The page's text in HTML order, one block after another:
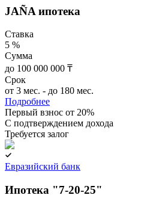
JAÑA ипотека
Ставка
5 %
Сумма
до 100 000 000 ₸
Срок
от 3 мес. - до 180 мес.
Подробнее
Первый взнос от 20%
C подтверждением дохода
Требуется залог
Евразийский банк
Ипотека "7-20-25"